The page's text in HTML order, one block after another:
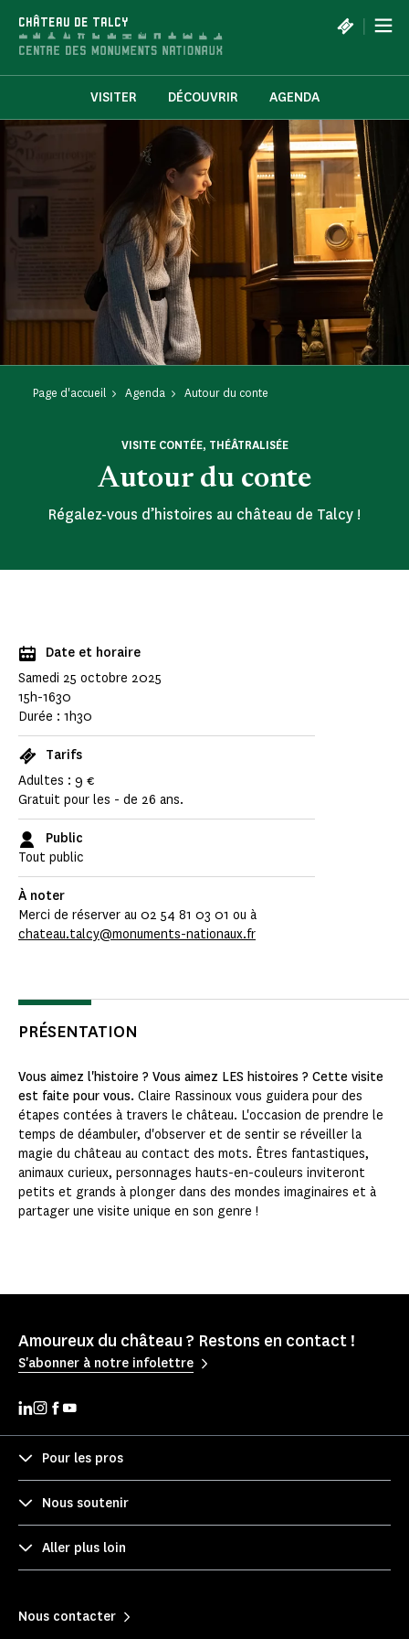
CHÂTEAU DE TALCY |
VISITER DÉCOUVRIR AGENDA
Page d'accueil Agenda Autour du conte
Autour du conte
VISITE CONTÉE, THÉÂTRALISÉE
Régalez-vous d’histoires au château de Talcy !
Date et horaire
Samedi 25 octobre 2025
15h-1630
Durée : 1h30
Tarifs
Adultes : 9 €
Gratuit pour les - de 26 ans.
Public
Tout public
À noter
Merci de réserver au 02 54 81 03 01 ou à
chateau.talcy@monuments-nationaux.fr
PRÉSENTATION
Vous aimez l'histoire ? Vous aimez LES histoires ? Cette visite
est faite pour vous. Claire Rassinoux vous guidera pour des
étapes contées à travers le château. L'occasion de prendre le
temps de déambuler, d'observer et de sentir se réveiller la
magie du château au contact des mots. Êtres fantastiques,
animaux curieux, personnages hauts-en-couleurs inviteront
petits et grands à plonger dans des mondes imaginaires et à
partager une visite unique en son genre !
Amoureux du château ? Restons en contact !
S'abonner à notre infolettre
Pour les pros
Nous soutenir
Aller plus loin
Nous contacter